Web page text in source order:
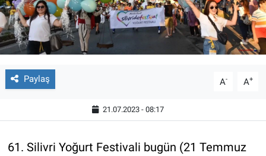
Paylaş A- A+
21.07.2023 - 08:17
61. Silivri Yoğurt Festivali bugün (21 Temmuz